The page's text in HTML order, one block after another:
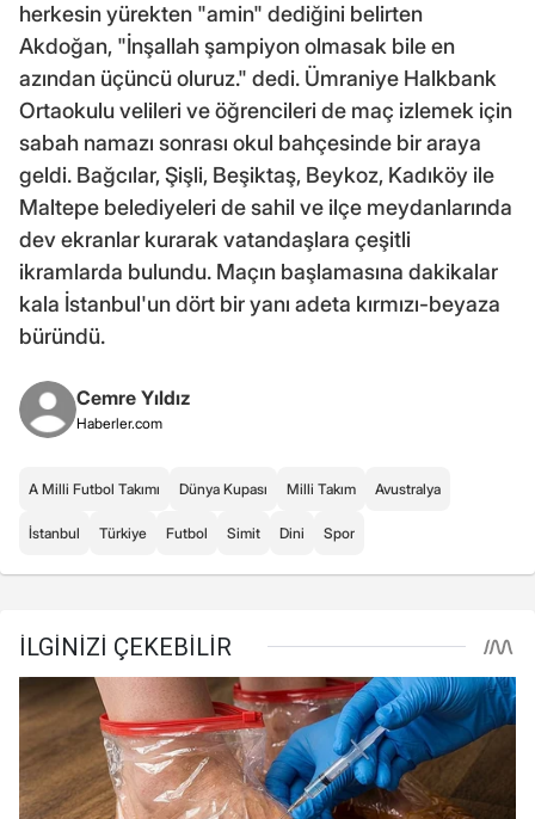
herkesin yürekten "amin" dediğini belirten
Akdoğan, "İnşallah şampiyon olmasak bile en
azından üçüncü oluruz." dedi. Ümraniye Halkbank
Ortaokulu velileri ve öğrencileri de maç izlemek için
sabah namazı sonrası okul bahçesinde bir araya
geldi. Bağcılar, Şişli, Beşiktaş, Beykoz, Kadıköy ile
Maltepe belediyeleri de sahil ve ilçe meydanlarında
dev ekranlar kurarak vatandaşlara çeşitli
ikramlarda bulundu. Maçın başlamasına dakikalar
kala İstanbul'un dört bir yanı adeta kırmızı-beyaza
büründü.
Cemre Yıldız
Haberler.com
A Milli Futbol Takımı Dünya Kupası Milli Takım Avustralya
İstanbul Türkiye Futbol Simit Dini Spor